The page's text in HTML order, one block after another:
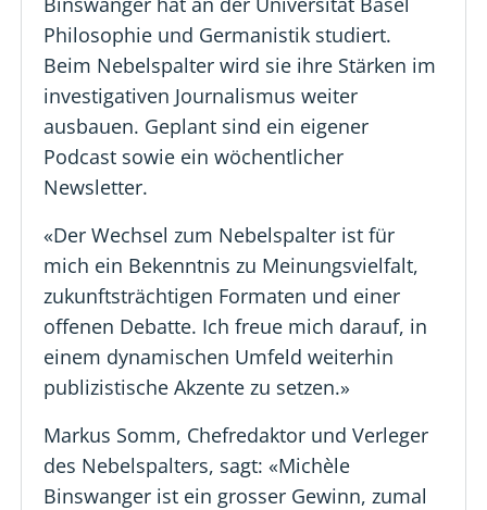
Philosophie und Germanistik studiert.
Beim Nebelspalter wird sie ihre Stärken im
investigativen Journalismus weiter
ausbauen. Geplant sind ein eigener
Podcast sowie ein wöchentlicher
Newsletter.
«Der Wechsel zum Nebelspalter ist für
mich ein Bekenntnis zu Meinungsvielfalt,
zukunftsträchtigen Formaten und einer
offenen Debatte. Ich freue mich darauf, in
einem dynamischen Umfeld weiterhin
publizistische Akzente zu setzen.»
Markus Somm, Chefredaktor und Verleger
des Nebelspalters, sagt: «Michèle
Binswanger ist ein grosser Gewinn, zumal